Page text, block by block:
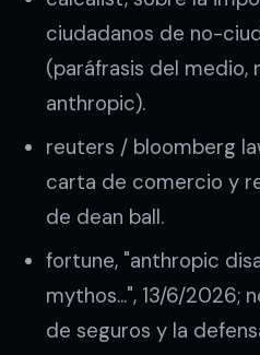
ciudadanos de no-
(paráfrasis del medio,
anthropic).
reuters / bloomberg
carta de comercio y
de dean ball.
fortune, "anthropic
mythos…", 13/6/2026;
de seguros y la